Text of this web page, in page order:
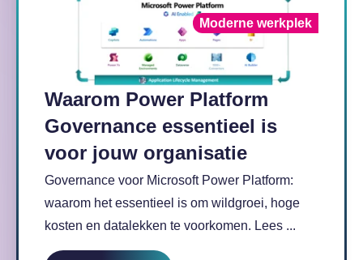
Waarom Power Platform
Governance essentieel is
voor jouw organisatie
Governance voor Microsoft Power Platform:
waarom het essentieel is om wildgroei, hoge
kosten en datalekken te voorkomen. Lees ...
Moderne werkplek